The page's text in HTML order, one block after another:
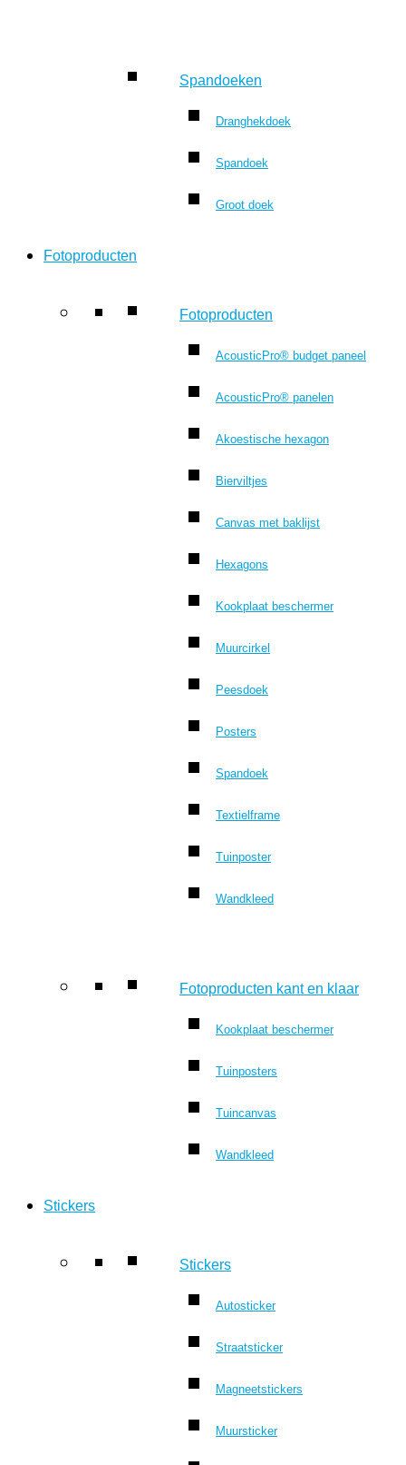
Spandoeken
Dranghekdoek
Spandoek
Groot doek
Fotoproducten
Fotoproducten
AcousticPro® budget paneel
AcousticPro® panelen
Akoestische hexagon
Bierviltjes
Canvas met baklijst
Hexagons
Kookplaat beschermer
Muurcirkel
Peesdoek
Posters
Spandoek
Textielframe
Tuinposter
Wandkleed
Fotoproducten kant en klaar
Kookplaat beschermer
Tuinposters
Tuincanvas
Wandkleed
Stickers
Stickers
Autosticker
Straatsticker
Magneetstickers
Muursticker